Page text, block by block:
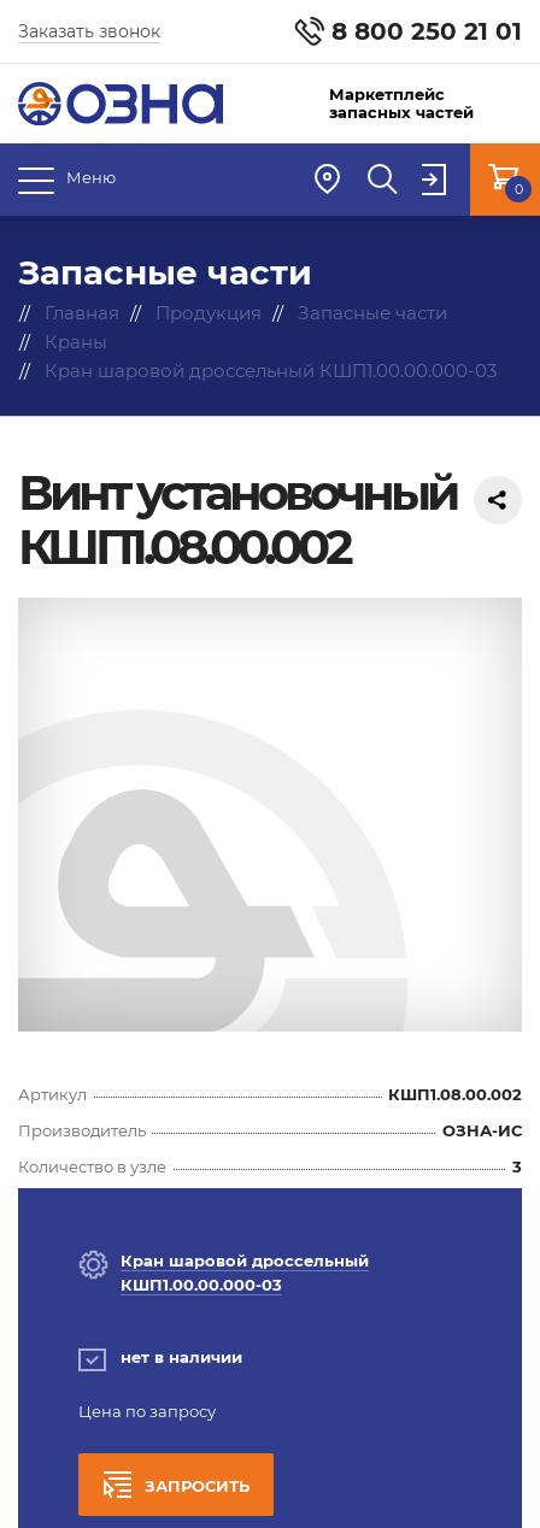
8 800 250 21 01
Заказать звонок
Маркетплейс
запасных частей
Меню
0
Запасные части
Главная Продукция
Запасные части
Краны
Кран шаровой дроссельный КШП1.00.00.000-03
Винт установочный
КШП1.08.00.002
Артикул
КШП1.08.00.002
Производитель
ОЗНА-ИС
Количество в узле
3
Кран шаровой дроссельный
КШП1.00.00.000-03
нет в наличии
Цена по запросу
ЗАПРОСИТЬ